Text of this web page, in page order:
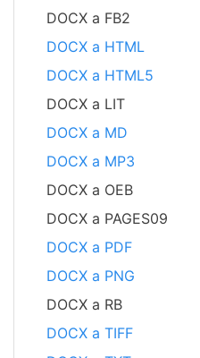
DOCX a FB2
DOCX a HTML
DOCX a HTML5
DOCX a LIT
DOCX a MD
DOCX a MP3
DOCX a OEB
DOCX a PAGES09
DOCX a PDF
DOCX a PNG
DOCX a RB
DOCX a TIFF